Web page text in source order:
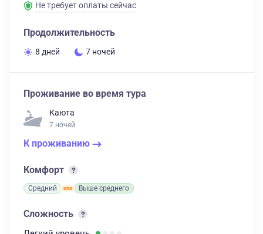
Не требует оплаты сейчас
Продолжительность
8 дней 7 ночей
Проживание во время тура
Каюта
7 ночей
К проживанию
Комфорт
Средний Выше среднего
Сложность